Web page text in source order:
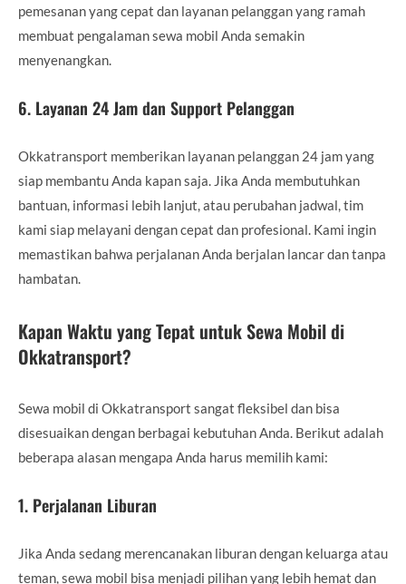
pemesanan yang cepat dan layanan pelanggan yang ramah
membuat pengalaman sewa mobil Anda semakin
menyenangkan.
6. Layanan 24 Jam dan Support Pelanggan
Okkatransport memberikan layanan pelanggan 24 jam yang
siap membantu Anda kapan saja. Jika Anda membutuhkan
bantuan, informasi lebih lanjut, atau perubahan jadwal, tim
kami siap melayani dengan cepat dan profesional. Kami ingin
memastikan bahwa perjalanan Anda berjalan lancar dan tanpa
hambatan.
Kapan Waktu yang Tepat untuk Sewa Mobil di
Okkatransport?
Sewa mobil di Okkatransport sangat fleksibel dan bisa
disesuaikan dengan berbagai kebutuhan Anda. Berikut adalah
beberapa alasan mengapa Anda harus memilih kami:
1. Perjalanan Liburan
Jika Anda sedang merencanakan liburan dengan keluarga atau
teman, sewa mobil bisa menjadi pilihan yang lebih hemat dan